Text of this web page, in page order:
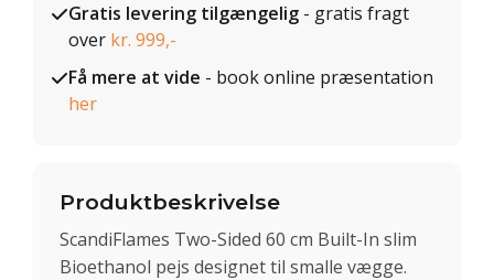
Gratis levering tilgængelig - gratis fragt
over kr. 999,-
Få mere at vide - book online præsentation
her
Produktbeskrivelse
ScandiFlames Two-Sided 60 cm Built-In slim
Bioethanol pejs designet til smalle vægge.